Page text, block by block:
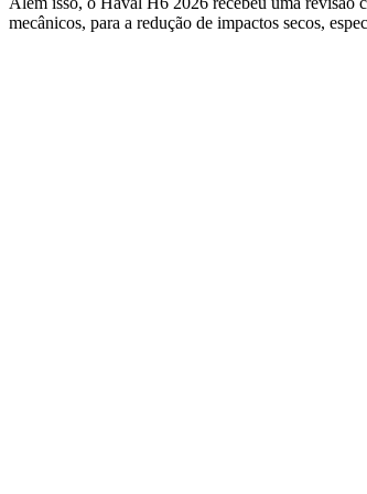
mecânicos, para a redução de impactos secos,